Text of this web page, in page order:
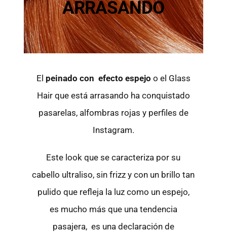
ARRASANDO
El peinado con efecto espejo o el Glass
Hair que está arrasando ha conquistado
pasarelas, alfombras rojas y perfiles de
Instagram.
Este look que se caracteriza por su
cabello ultraliso, sin frizz y con un brillo tan
pulido que refleja la luz como un espejo,
es mucho más que una tendencia
pasajera, es una declaración de